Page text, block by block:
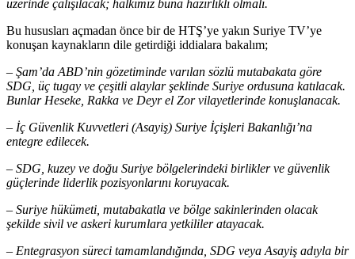
üzerinde çalışılacak; halkımız buna hazırlıklı olmalı.
Bu hususları açmadan önce bir de HTŞ’ye yakın Suriye TV’ye
konuşan kaynakların dile getirdiği iddialara bakalım;
– Şam’da ABD’nin gözetiminde varılan sözlü mutabakata göre
SDG, üç tugay ve çeşitli alaylar şeklinde Suriye ordusuna katılacak.
Bunlar Heseke, Rakka ve Deyr el Zor vilayetlerinde konuşlanacak.
– İç Güvenlik Kuvvetleri (Asayiş) Suriye İçişleri Bakanlığı’na
entegre edilecek.
– SDG, kuzey ve doğu Suriye bölgelerindeki birlikler ve güvenlik
güçlerinde liderlik pozisyonlarını koruyacak.
– Suriye hükümeti, mutabakatla ve bölge sakinlerinden olacak
şekilde sivil ve askeri kurumlara yetkililer atayacak.
– Entegrasyon süreci tamamlandığında, SDG veya Asayiş adıyla bir